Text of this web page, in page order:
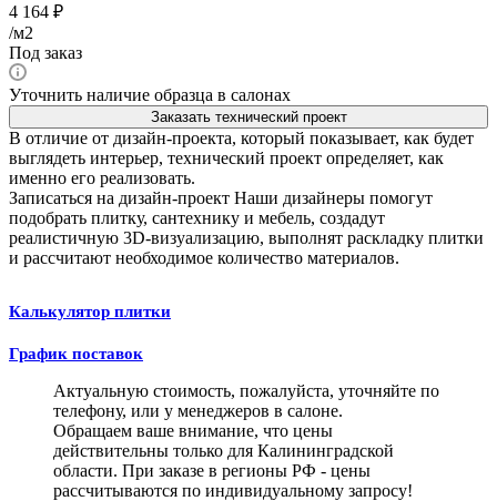
4 164 ₽
/м2
Под заказ
Уточнить наличие образца в салонах
Заказать технический проект
В отличие от дизайн-проекта, который показывает, как будет
выглядеть интерьер, технический проект определяет, как
именно его реализовать.
Записаться на дизайн-проект Наши дизайнеры помогут
подобрать плитку, сантехнику и мебель, создадут
реалистичную 3D-визуализацию, выполнят раскладку плитки
и рассчитают необходимое количество материалов.
Калькулятор плитки
График поставок
Актуальную стоимость, пожалуйста, уточняйте по
телефону, или у менеджеров в салоне.
Обращаем ваше внимание, что цены
действительны только для Калининградской
области. При заказе в регионы РФ - цены
рассчитываются по индивидуальному запросу!